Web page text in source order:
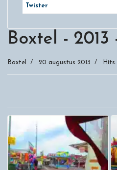
Twister
Boxtel - 2013
Boxtel 20 augustus 2013